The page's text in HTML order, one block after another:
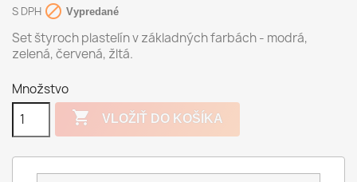
S DPH  Vypredané
Set štyroch plastelín v základných farbách - modrá,
zelená, červená, žltá.
Množstvo
 VLOŽIŤ DO KOŠÍKA